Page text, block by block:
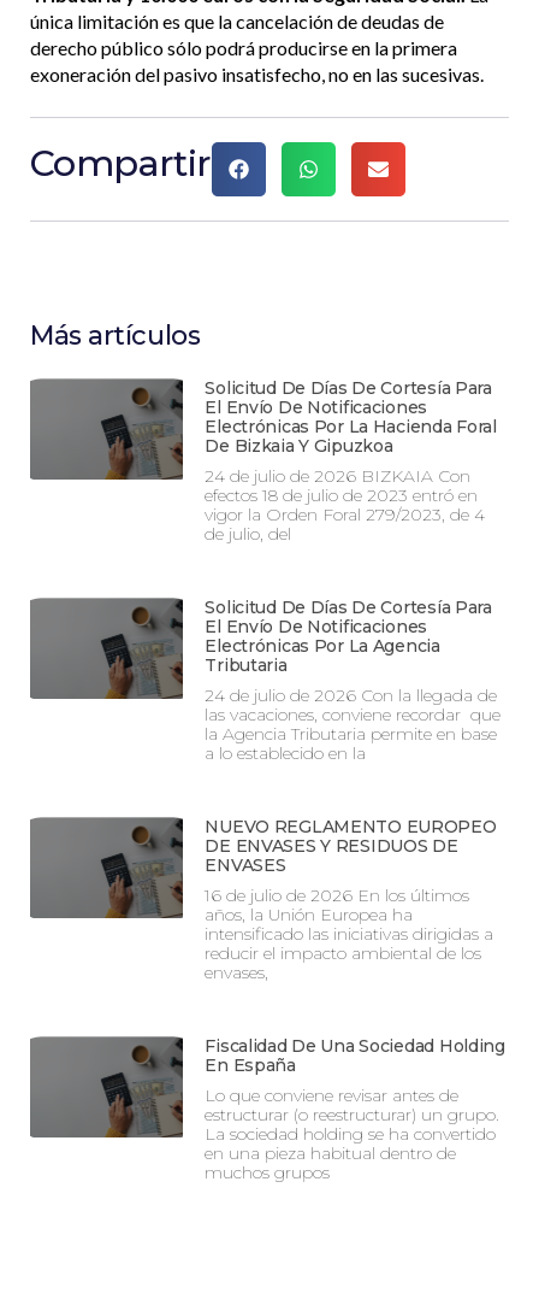
única limitación es que la cancelación de deudas de
derecho público sólo podrá producirse en la primera
exoneración del pasivo insatisfecho, no en las sucesivas.
Compartir
Más artículos
Solicitud De Días De Cortesía Para
El Envío De Notificaciones
Electrónicas Por La Hacienda Foral
De Bizkaia Y Gipuzkoa
24 de julio de 2026 BIZKAIA Con
efectos 18 de julio de 2023 entró en
vigor la Orden Foral 279/2023, de 4
de julio, del
Solicitud De Días De Cortesía Para
El Envío De Notificaciones
Electrónicas Por La Agencia
Tributaria
24 de julio de 2026 Con la llegada de
las vacaciones, conviene recordar que
la Agencia Tributaria permite en base
a lo establecido en la
NUEVO REGLAMENTO EUROPEO
DE ENVASES Y RESIDUOS DE
ENVASES
16 de julio de 2026 En los últimos
años, la Unión Europea ha
intensificado las iniciativas dirigidas a
reducir el impacto ambiental de los
envases,
Fiscalidad De Una Sociedad Holding
En España
Lo que conviene revisar antes de
estructurar (o reestructurar) un grupo.
La sociedad holding se ha convertido
en una pieza habitual dentro de
muchos grupos